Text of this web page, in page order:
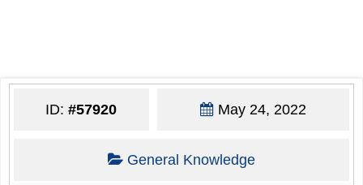
ID:#57920 May 24, 2022
General Knowledge